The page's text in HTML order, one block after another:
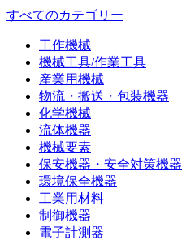
すべてのカテゴリー
工作機械
機械工具/作業工具
産業用機械
物流・搬送・包装機器
化学機械
流体機器
機械要素
保安機器・安全対策機器
環境保全機器
工業用材料
制御機器
電子計測器